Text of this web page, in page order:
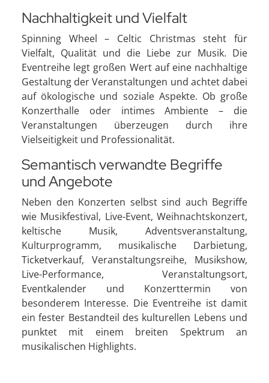
Nachhaltigkeit und Vielfalt
Spinning Wheel – Celtic Christmas steht für
Vielfalt, Qualität und die Liebe zur Musik. Die
Eventreihe legt großen Wert auf eine nachhaltige
Gestaltung der Veranstaltungen und achtet dabei
auf ökologische und soziale Aspekte. Ob große
Konzerthalle oder intimes Ambiente – die
Veranstaltungen überzeugen durch ihre
Vielseitigkeit und Professionalität.
Semantisch verwandte Begriffe
und Angebote
Neben den Konzerten selbst sind auch Begriffe
wie Musikfestival, Live-Event, Weihnachtskonzert,
keltische Musik, Adventsveranstaltung,
Kulturprogramm, musikalische Darbietung,
Ticketverkauf, Veranstaltungsreihe, Musikshow,
Live-Performance, Veranstaltungsort,
Eventkalender und Konzerttermin von
besonderem Interesse. Die Eventreihe ist damit
ein fester Bestandteil des kulturellen Lebens und
punktet mit einem breiten Spektrum an
musikalischen Highlights.